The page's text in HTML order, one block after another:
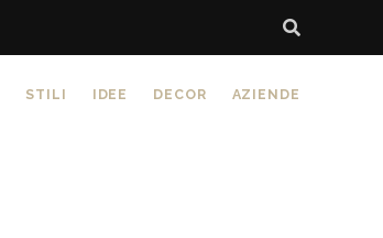
STILI IDEE DECOR AZIENDE